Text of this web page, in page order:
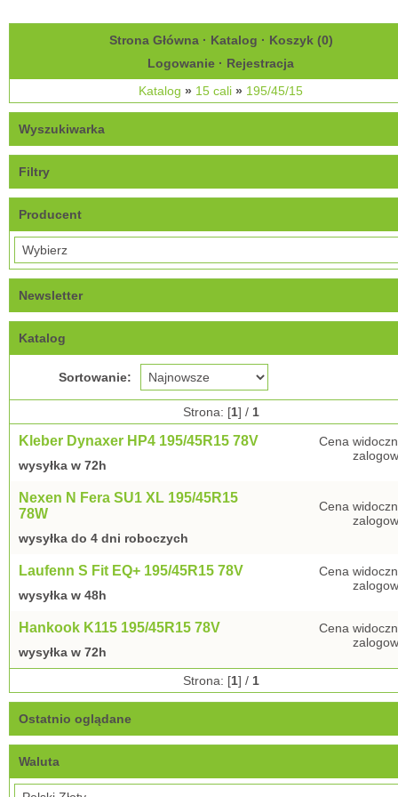
Strona Główna· Katalog · Koszyk (0)
Logowanie · Rejestracja
Katalog » 15 cali » 195/45/15
Wyszukiwarka
Filtry
Producent
Newsletter
Katalog
Sortowanie:
Strona: [1] / 1
Kleber Dynaxer HP4 195/45R15 78V
wysyłka w 72h
Cena
Nexen N Fera SU1 XL 195/45R15
78W
wysyłka do 4 dni roboczych
Cena
Laufenn S Fit EQ+ 195/45R15 78V
wysyłka w 48h
Cena
Hankook K115 195/45R15 78V
wysyłka w 72h
Cena
Strona: [1] / 1
Ostatnio oglądane
Waluta